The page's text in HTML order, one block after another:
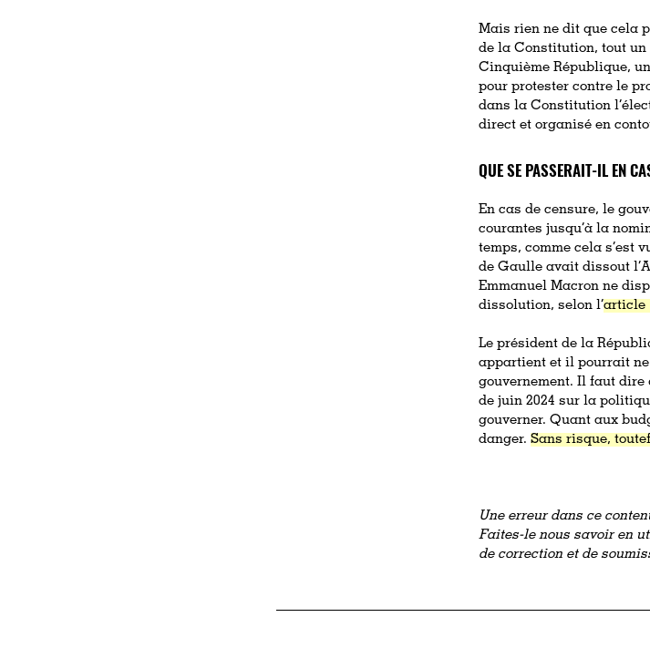
Mais rien ne dit que cela
de la Constitution, tout
Cinquième République,
pour protester contre le
dans la Constitution
direct et organisé en
QUE SE PASSERAIT-IL EN
En cas de censure, le
courantes jusqu’à la
temps, comme cela s’est
de Gaulle avait dissout
Emmanuel Macron ne
dissolution, selon l’article
Le président de la
appartient et il pourrait ne
gouvernement. Il faut dire
de juin 2024 sur la
gouverner. Quant aux
danger.Sans risque,
Une erreur dans ce
Faites-le nous savoir en
de correction et de